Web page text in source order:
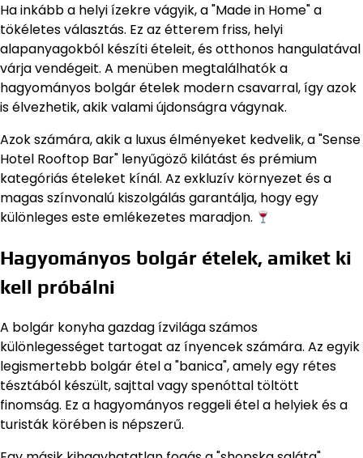
Ha inkább a helyi ízekre vágyik, a "Made in Home" a
tökéletes választás. Ez az étterem friss, helyi
alapanyagokból készíti ételeit, és otthonos hangulatával
várja vendégeit. A menüben megtalálhatók a
hagyományos bolgár ételek modern csavarral, így azok
is élvezhetik, akik valami újdonságra vágynak.
Azok számára, akik a luxus élményeket kedvelik, a "Sense
Hotel Rooftop Bar" lenyűgöző kilátást és prémium
kategóriás ételeket kínál. Az exkluzív környezet és a
magas színvonalú kiszolgálás garantálja, hogy egy
különleges este emlékezetes maradjon.
Hagyományos bolgár ételek, amiket ki
kell próbálni
A bolgár konyha gazdag ízvilága számos
különlegességet tartogat az ínyencek számára. Az egyik
legismertebb bolgár étel a "banica", amely egy rétes
tésztából készült, sajttal vagy spenóttal töltött
finomság. Ez a hagyományos reggeli étel a helyiek és a
turisták körében is népszerű.